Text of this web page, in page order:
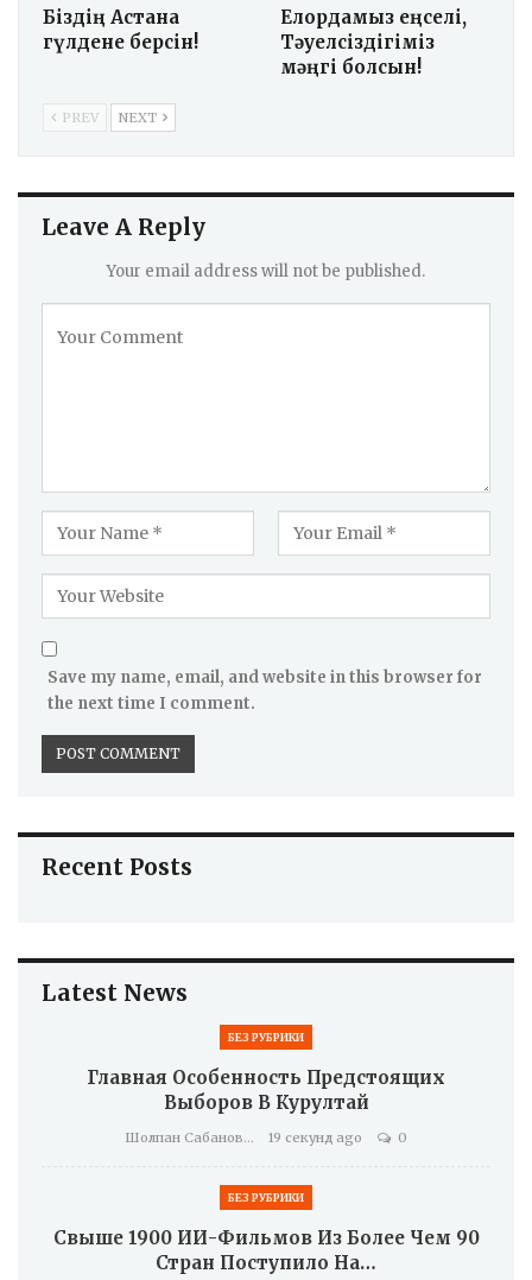
Біздің Астана
гүлдене берсін!
Елордамыз еңселі,
Тәуелсіздігіміз
мәңгі болсын!
PREV NEXT
Leave A Reply
Your email address will not be published.
Save my name, email, and website in this browser for
the next time I comment.
Recent Posts
Latest News
БЕЗ РУБРИКИ
Главная Особенность Предстоящих
Выборов В Курултай
Шолпан Сабанова 19 секунд ago 0
БЕЗ РУБРИКИ
Свыше 1900 ИИ-Фильмов Из Более Чем 90
Стран Поступило На…